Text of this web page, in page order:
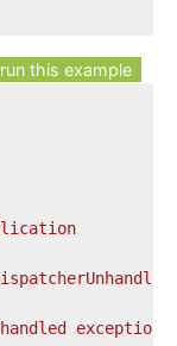
this example